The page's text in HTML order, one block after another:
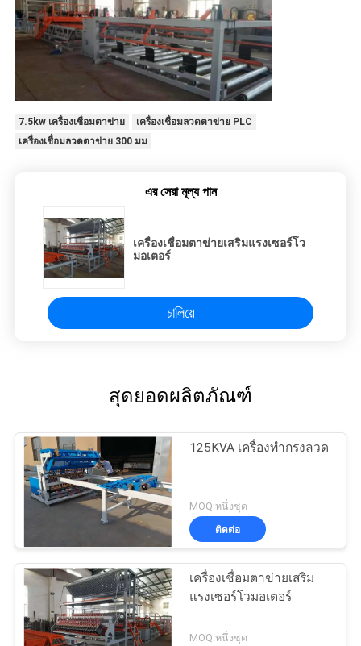
7.5kw เครื่องเชื่อมตาข่าย
เครื่องเชื่อมลวดตาข่าย PLC
เครื่องเชื่อมลวดตาข่าย 300 มม
এর সেরা মূল্য পান
เครื่องเชื่อมตาข่ายเสริมแรงเซอร์โว
มอเตอร์
চালিয়ে
สุดยอดผลิตภัณฑ์
125KVA เครื่องทำกรงลวด
MOQ:หนึ่งชุด
ติดต่อ
เครื่องเชื่อมตาข่ายเสริม
แรงเซอร์โวมอเตอร์
MOQ:หนึ่งชุด